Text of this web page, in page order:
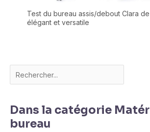
Test du bureau assis/debout Clara
élégant et versatile
Dans la catégorie
bureau